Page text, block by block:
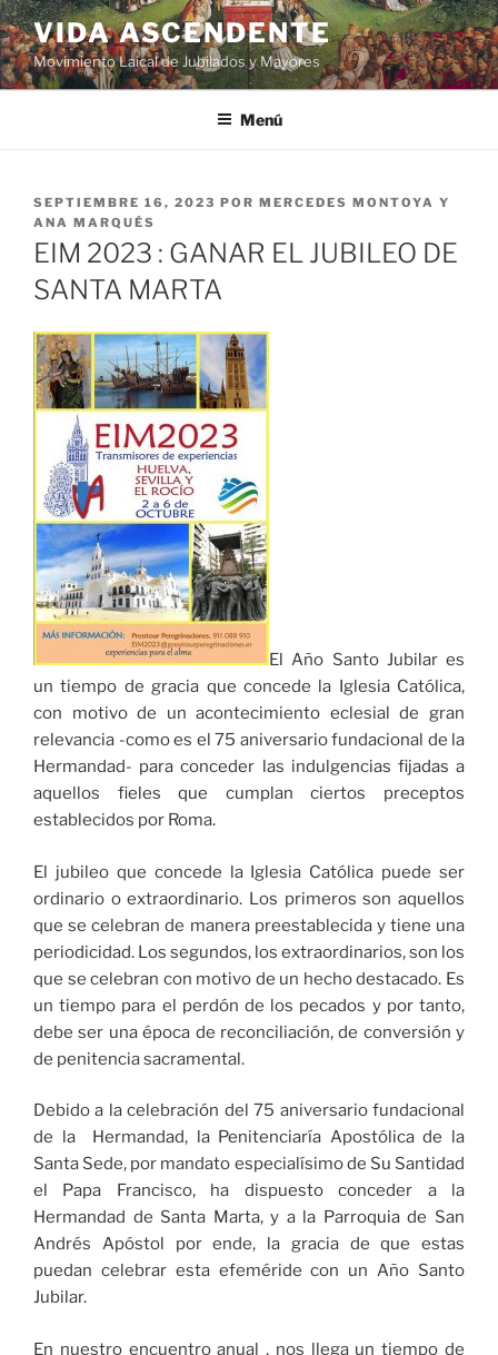
VIDA ASCENDENTE
Movimiento Laical de Jubilados y Mayores
Menú
SEPTIEMBRE 16, 2023 POR MERCEDES MONTOYA Y
ANA MARQUÉS
EIM 2023 : GANAR EL JUBILEO DE
SANTA MARTA
El Año Santo Jubilar es
un tiempo de gracia que concede la Iglesia Católica,
con motivo de un acontecimiento eclesial de gran
relevancia -como es el 75 aniversario fundacional de la
Hermandad- para conceder las indulgencias fijadas a
aquellos fieles que cumplan ciertos preceptos
establecidos por Roma.
El jubileo que concede la Iglesia Católica puede ser
ordinario o extraordinario. Los primeros son aquellos
que se celebran de manera preestablecida y tiene una
periodicidad. Los segundos, los extraordinarios, son los
que se celebran con motivo de un hecho destacado. Es
un tiempo para el perdón de los pecados y por tanto,
debe ser una época de reconciliación, de conversión y
de penitencia sacramental.
Debido a la celebración del 75 aniversario fundacional
de la Hermandad, la Penitenciaría Apostólica de la
Santa Sede, por mandato especialísimo de Su Santidad
el Papa Francisco, ha dispuesto conceder a la
Hermandad de Santa Marta, y a la Parroquia de San
Andrés Apóstol por ende, la gracia de que estas
puedan celebrar esta efeméride con un Año Santo
Jubilar.
En nuestro encuentro anual , nos llega un tiempo de